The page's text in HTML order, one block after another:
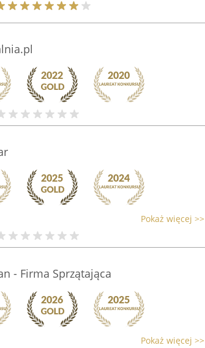
Pokaż więcej >>
- Firma Sprzątająca
Pokaż więcej >>